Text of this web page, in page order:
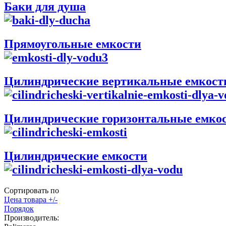
Баки для душа
Прямоугольные емкости
Цилиндрические вертикальные
Цилиндрические горизонтальные
Цилиндрические емкости
Сортировать по
Цена товара +/-
Порядок
Производитель: